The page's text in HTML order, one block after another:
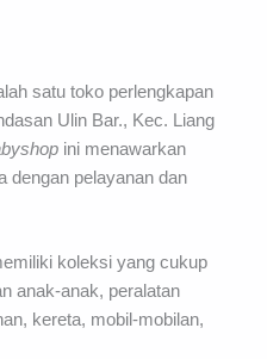
satu toko perlengkapan
Ulin Bar., Kec. Liang
ini menawarkan
dengan pelayanan dan
koleksi yang cukup
anak-anak, peralatan
kereta, mobil-mobilan,